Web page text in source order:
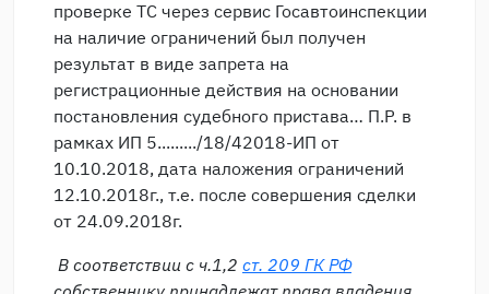
проверке ТС через сервис Госавтоинспекции
на наличие ограничений был получен
результат в виде запрета на
регистрационные действия на основании
постановления судебного пристава… П.Р. в
рамках ИП 5........./18/42018-ИП от
10.10.2018, дата наложения ограничений
12.10.2018г., т.е. после совершения сделки
от 24.09.2018г.
В соответствии с ч.1,2 ст. 209 ГК РФ